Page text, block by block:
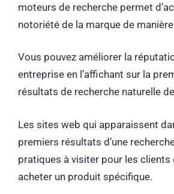
moteurs de recherche permet
notoriété de la marque de
Vous pouvez améliorer la
entreprise en l’affichant sur la
résultats de recherche naturelle
Les sites web qui apparaissent
premiers résultats d’une
pratiques à visiter pour les clients
acheter un produit spécifique.